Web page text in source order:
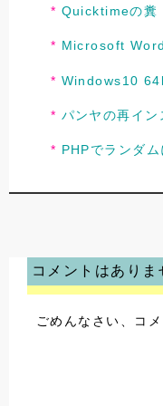
Quicktimeの糞
Microsoft Word
Windows10
パンヤの再イ
PHPでランダ
コメントはありま
ごめんなさい、コ